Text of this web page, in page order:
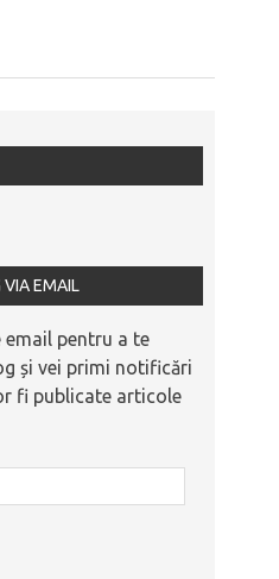
VIA EMAIL
pentru a te
și vei primi notificări
fi publicate articole